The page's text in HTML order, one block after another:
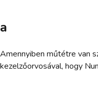
a
Amennyiben műtétre van
kezelzőorvosával, hogy